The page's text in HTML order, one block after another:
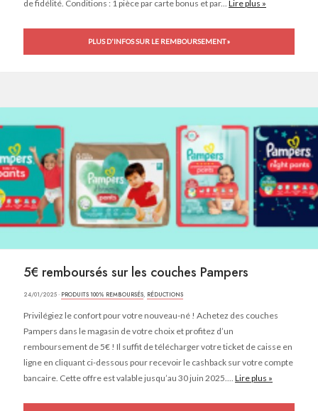
de fidélité. Conditions : 1 pièce par carte bonus et par... Lire plus »
PLUS D'INFOS SUR LE REMBOURSEMENT »
5€ remboursés sur les couches Pampers
24/01/2025 · PRODUITS 100% REMBOURSÉS, RÉDUCTIONS
Privilégiez le confort pour votre nouveau-né ! Achetez des couches
Pampers dans le magasin de votre choix et profitez d’un
remboursement de 5€ ! Il suffit de télécharger votre ticket de caisse en
ligne en cliquant ci-dessous pour recevoir le cashback sur votre compte
bancaire. Cette offre est valable jusqu’au 30 juin 2025.... Lire plus »